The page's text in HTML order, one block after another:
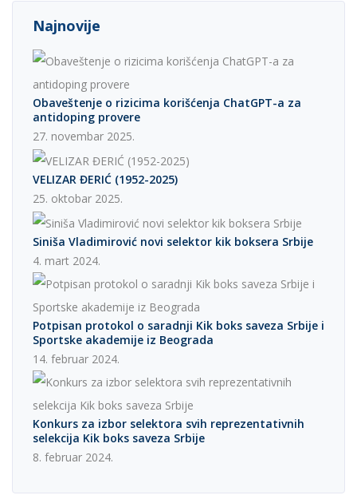
Najnovije
Obaveštenje o rizicima korišćenja ChatGPT-a za
antidoping provere
27. novembar 2025.
VELIZAR ĐERIĆ (1952-2025)
25. oktobar 2025.
Siniša Vladimirović novi selektor kik boksera Srbije
4. mart 2024.
Potpisan protokol o saradnji Kik boks saveza Srbije i
Sportske akademije iz Beograda
14. februar 2024.
Konkurs za izbor selektora svih reprezentativnih
selekcija Kik boks saveza Srbije
8. februar 2024.